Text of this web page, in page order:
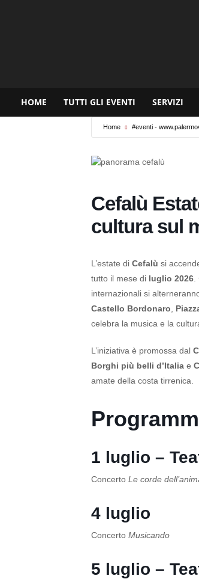
HOME TUTTI GLI EVENTI SERVIZI
Home #eventi -
Cefalù
cultura sul
L’estate di Cefalù si
tutto il mese di luglio 2026
internazionali si
Castello Bordonaro
celebra la musica e la
L’iniziativa è promossa dal
Borghi più belli d’Italia e
amate della costa tirrenica.
1 luglio –
Concerto Le corde
4 luglio
Concerto Musicando
5 luglio –